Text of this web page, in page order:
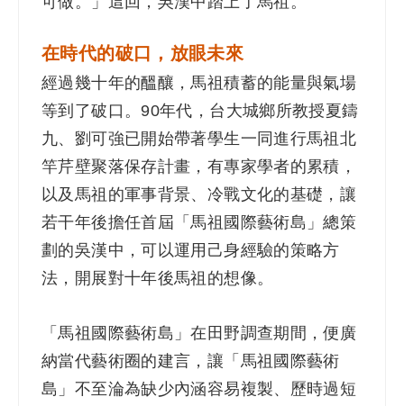
在時代的破口，放眼未來
經過幾十年的醞釀，馬祖積蓄的能量與氣場
等到了破口。90年代，台大城鄉所教授夏鑄
九、劉可強已開始帶著學生一同進行馬祖北
竿芹壁聚落保存計畫，有專家學者的累積，
以及馬祖的軍事背景、冷戰文化的基礎，讓
若干年後擔任首屆「馬祖國際藝術島」總策
劃的吳漢中，可以運用己身經驗的策略方
法，開展對十年後馬祖的想像。
「馬祖國際藝術島」在田野調查期間，便廣
納當代藝術圈的建言，讓「馬祖國際藝術
島」不至淪為缺少內涵容易複製、歷時過短